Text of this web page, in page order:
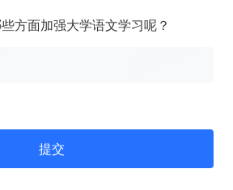
方面加强大学语文学习呢？
提交